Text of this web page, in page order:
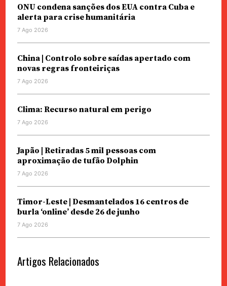
ONU condena sanções dos EUA contra Cuba e
alerta para crise humanitária
7 Ago 2026
China | Controlo sobre saídas apertado com
novas regras fronteiriças
7 Ago 2026
Clima: Recurso natural em perigo
7 Ago 2026
Japão | Retiradas 5 mil pessoas com
aproximação de tufão Dolphin
7 Ago 2026
Timor-Leste | Desmantelados 16 centros de
burla ‘online’ desde 26 de junho
7 Ago 2026
Artigos Relacionados